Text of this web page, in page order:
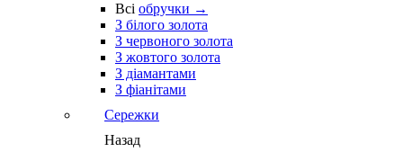
Всі обручки →
З білого золота
З червоного золота
З жовтого золота
З діамантами
З фіанітами
Сережки
Назад